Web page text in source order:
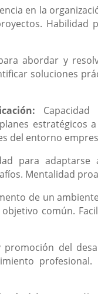
en la
Habilidad
abordar y
soluciones
estratégicos
del entorno
para
Mentalidad
de un
común.
promoción del
profesional.